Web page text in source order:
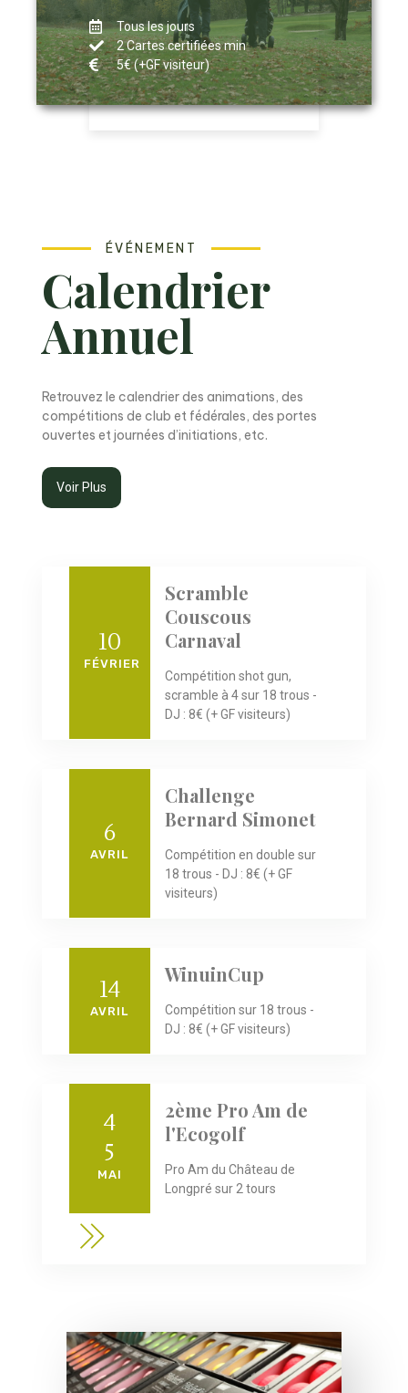
Tous les jours
2 Cartes certifiées min
5€ (+GF visiteur)
ÉVÉNEMENT
Calendrier
Annuel
Retrouvez le calendrier des animations, des
compétitions de club et fédérales, des portes
ouvertes et journées d’initiations, etc.
Voir Plus
10
FÉVRIER
Scramble
Couscous
Carnaval
Compétition shot gun,
scramble à 4 sur 18 trous -
DJ : 8€ (+ GF visiteurs)
6
AVRIL
Challenge
Bernard Simonet
Compétition en double sur
18 trous - DJ : 8€ (+ GF
visiteurs)
14
AVRIL
WinuinCup
Compétition sur 18 trous -
DJ : 8€ (+ GF visiteurs)
4
5
MAI
2ème Pro Am de
l'Ecogolf
Pro Am du Château de
Longpré sur 2 tours